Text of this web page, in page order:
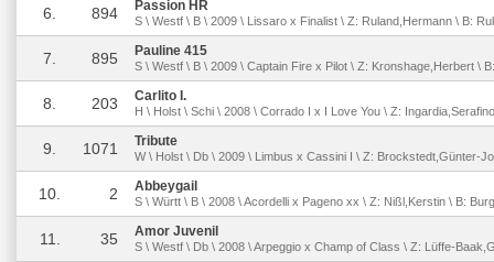
6. 894 Passion HR
S \ Westf \ B \ 2009 \ Lissaro x Finalist \ Z: Ruland,Hermann \ B:
7. 895 Pauline 415
S \ Westf \ B \ 2009 \ Captain Fire x Pilot \ Z: Kronshage,Herbert \
8. 203 Carlito I.
H \ Holst \ Schi \ 2008 \ Corrado I x I Love You \ Z:
9. 1071 Tribute
W \ Holst \ Db \ 2009 \ Limbus x Cassini I \ Z: Brockstedt,Günter-
10. 2 Abbeygail
S \ Württ \ B \ 2008 \ Acordelli x Pageno xx \ Z: Nißl,Kerstin \ B:
11. 35 Amor Juvenil
S \ Westf \ Db \ 2008 \ Arpeggio x Champ of Class \ Z: Lüffe-